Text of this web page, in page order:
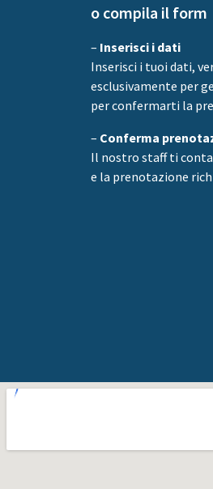
o compila il form
– Inserisci i dati
Inserisci i tuoi dati,
esclusivamente per
per confermarti la
– Conferma
Il nostro staff ti
e la prenotazione